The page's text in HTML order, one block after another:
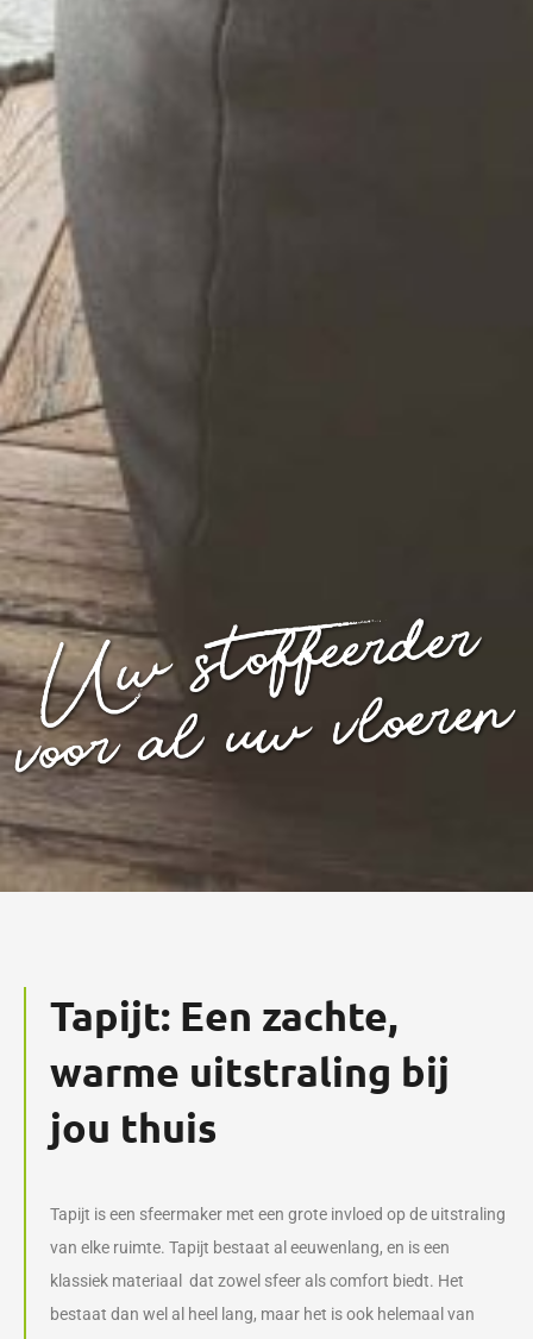
Tapijt: Een zachte,
warme uitstraling bij
jou thuis
Tapijt is een sfeermaker met een grote invloed op de uitstraling
van elke ruimte. Tapijt bestaat al eeuwenlang, en is een
klassiek materiaal dat zowel sfeer als comfort biedt. Het
bestaat dan wel al heel lang, maar het is ook helemaal van